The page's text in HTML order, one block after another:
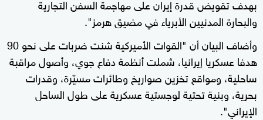
والبحارة المدنيين الأبرياء في مضيق هرمز".
وأضاف البيان أن "القوات الأميركية شنت ضربات على نحو 90
هدفا عسكريا إيرانيا، شملت أنظمة دفاع جوي، وأصول مراقبة
ساحلية، ومواقع تخزين صواريخ وطائرات مسيّرة، وقدرات
بحرية، وبنية تحتية لوجستية عسكرية على طول الساحل
الإيراني".